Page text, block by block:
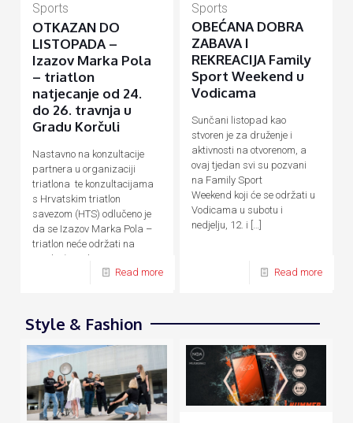
Sports
OTKAZAN DO
LISTOPADA –
Izazov Marka Pola
– triatlon
natjecanje od 24.
do 26. travnja u
Gradu Korčuli
Nastavno na konzultacije
partnera u organizaciji
triatlona te konzultacijama
s Hrvatskim triatlon
savezom (HTS) odlučeno je
da se Izazov Marka Pola –
triatlon neće održati na
predviđene datume, 24. – 26.
Read more
Sports
OBEĆANA DOBRA
ZABAVA I
REKREACIJA Family
Sport Weekend u
Vodicama
Sunčani listopad kao
stvoren je za druženje i
aktivnosti na otvorenom, a
ovaj tjedan svi su pozvani
na Family Sport
Weekend koji će se održati u
Vodicama u subotu i
nedjelju, 12. i
Read more
Style & Fashion